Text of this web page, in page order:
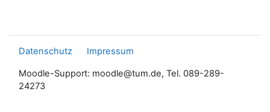
Datenschutz Impressum
Moodle-Support: moodle@tum.de, Tel. 089-289-
24273